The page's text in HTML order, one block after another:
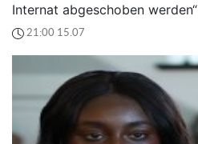
Internat abgeschoben werden“
21:00 15.07